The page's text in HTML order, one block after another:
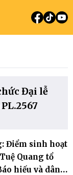
Đại lễ
Điểm sinh hoạt
Quang tổ
hiếu và dâng